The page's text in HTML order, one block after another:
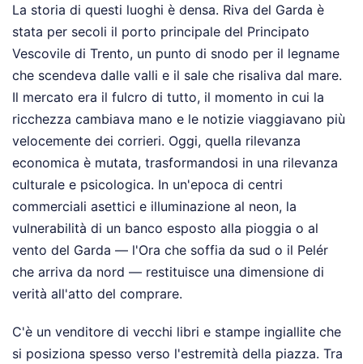
La storia di questi luoghi è densa. Riva del Garda è
stata per secoli il porto principale del Principato
Vescovile di Trento, un punto di snodo per il legname
che scendeva dalle valli e il sale che risaliva dal mare.
Il mercato era il fulcro di tutto, il momento in cui la
ricchezza cambiava mano e le notizie viaggiavano più
velocemente dei corrieri. Oggi, quella rilevanza
economica è mutata, trasformandosi in una rilevanza
culturale e psicologica. In un'epoca di centri
commerciali asettici e illuminazione al neon, la
vulnerabilità di un banco esposto alla pioggia o al
vento del Garda — l'Ora che soffia da sud o il Pelér
che arriva da nord — restituisce una dimensione di
verità all'atto del comprare.
C'è un venditore di vecchi libri e stampe ingiallite che
si posiziona spesso verso l'estremità della piazza. Tra